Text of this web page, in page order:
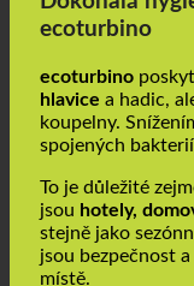
Dokonalá
ecoturbino
hlavicea hadic,
koupelny.
To je důležité
jsouhotely,
stejně jako
jsou bezpečnost